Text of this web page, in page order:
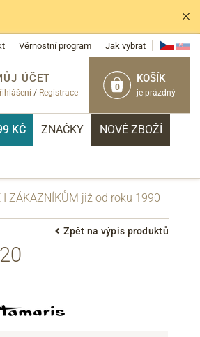
Věrnostní program Jak vybrat
0
KOŠÍK
je prázdný
ÚČET
/ Registrace
KČ ZNAČKY NOVÉ ZBOŽÍ
I ZÁKAZNÍKŮM již od roku 1990
Zpět na výpis produktů